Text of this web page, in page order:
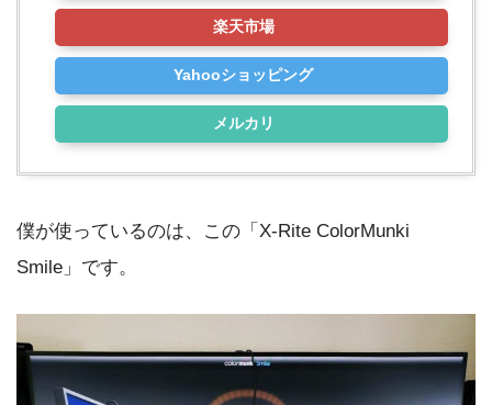
楽天市場
Yahooショッピング
メルカリ
僕が使っているのは、この「X-Rite ColorMunki
Smile」です。